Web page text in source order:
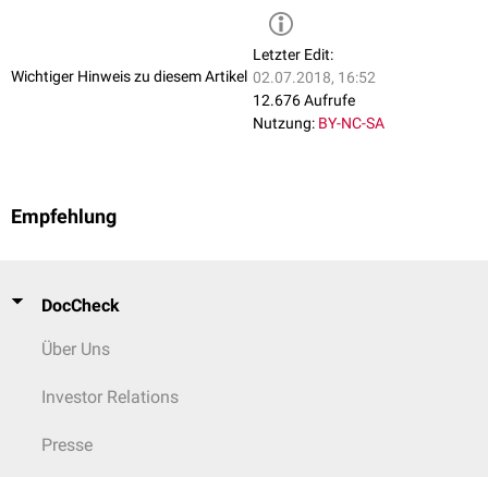
Wichtiger Hinweis zu diesem Artikel
Letzter Edit:
02.07.2018, 16:52
12.676 Aufrufe
Nutzung: BY-NC-SA
Empfehlung
DocCheck
Über Uns
Investor Relations
Presse